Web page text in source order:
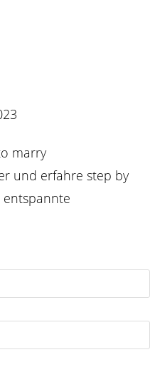
und erfahre step by